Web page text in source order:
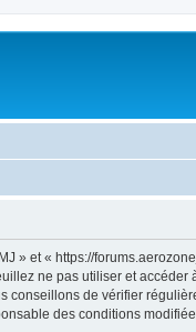
» et « https://
ne pas utiliser et
de vérifier
des conditions